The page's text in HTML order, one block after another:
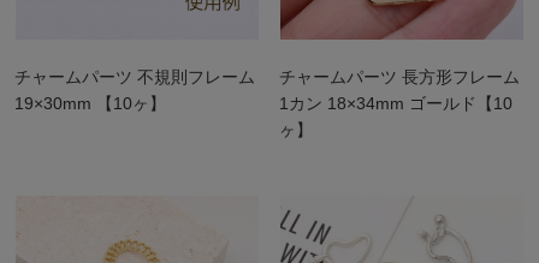
チャームパーツ 不規則フレーム
19×30mm 【10ヶ】
チャームパーツ 長方形フレーム
1カン 18×34mm ゴールド【10
ヶ】